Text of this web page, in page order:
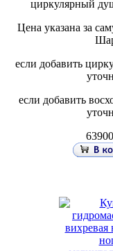
циркулярный
Цена указана за
если добавить
если добавить